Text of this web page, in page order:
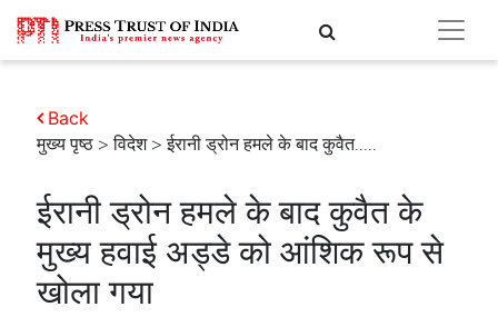
मुख्य पृष्ठ >विदेश> ईरानी ड्रोन हमले के बाद कुवैत.....
Back
ईरानी ड्रोन हमले के बाद कुवैत के
मुख्य हवाई अड्डे को आंशिक रूप से
खोला गया